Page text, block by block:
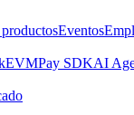
Eventos
Pay SDKAI